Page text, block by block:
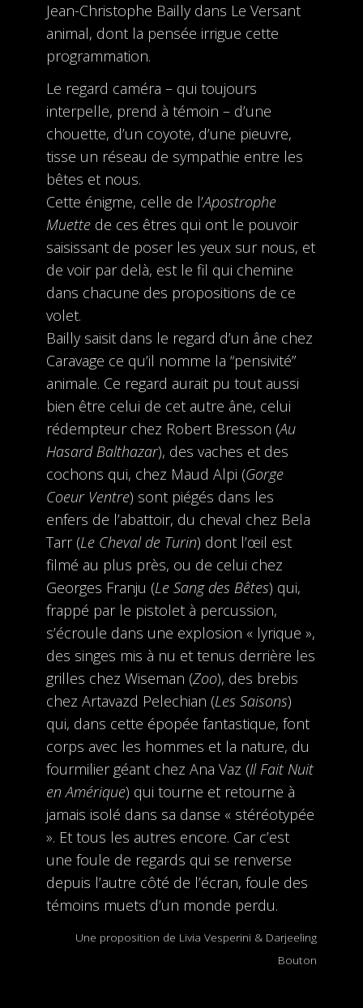
Jean-Christophe Bailly dans Le Versant
animal, dont la pensée irrigue cette
programmation.
Le regard caméra – qui toujours
interpelle, prend à témoin – d’une
chouette, d’un coyote, d’une pieuvre,
tisse un réseau de sympathie entre les
bêtes et nous.
Cette énigme, celle de l’Apostrophe
Muettede ces êtres qui ont le pouvoir
saisissant de poser les yeux sur nous, et
de voir par delà, est le fil qui chemine
dans chacune des propositions de ce
volet.
Bailly saisit dans le regard d’un âne chez
Caravage ce qu’il nomme la “pensivité”
animale. Ce regard aurait pu tout aussi
bien être celui de cet autre âne, celui
rédempteur chez Robert Bresson (Au
Hasard Balthazar), des vaches et des
cochons qui, chez Maud Alpi (Gorge
Coeur Ventre) sont piégés dans les
enfers de l’abattoir, du cheval chez Bela
Tarr (Le Cheval de Turin) dont l’œil est
filmé au plus près, ou de celui chez
Georges Franju (Le Sang des Bêtes) qui,
frappé par le pistolet à percussion,
s’écroule dans une explosion « lyrique »,
des singes mis à nu et tenus derrière les
grilles chez Wiseman (Zoo), des brebis
chez Artavazd Pelechian (Les Saisons)
qui, dans cette épopée fantastique, font
corps avec les hommes et la nature, du
fourmilier géant chez Ana Vaz (Il Fait Nuit
en Amérique) qui tourne et retourne à
jamais isolé dans sa danse « stéréotypée
». Et tous les autres encore. Car c’est
une foule de regards qui se renverse
depuis l’autre côté de l’écran, foule des
témoins muets d’un monde perdu.
Une proposition de Livia Vesperini & Darjeeling
Bouton